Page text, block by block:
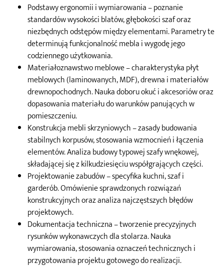
Podstawy ergonomii i wymiarowania – poznanie
standardów wysokości blatów, głębokości szaf oraz
niezbędnych odstępów między elementami. Parametry te
determinują funkcjonalność mebla i wygodę jego
codziennego użytkowania.
Materiałoznawstwo meblowe – charakterystyka płyt
meblowych (laminowanych, MDF), drewna i materiałów
drewnopochodnych. Nauka doboru okuć i akcesoriów oraz
dopasowania materiału do warunków panujących w
pomieszczeniu.
Konstrukcja mebli skrzyniowych – zasady budowania
stabilnych korpusów, stosowania wzmocnień i łączenia
elementów. Analiza budowy typowej szafy wnękowej,
składającej się z kilkudziesięciu współgrających części.
Projektowanie zabudów – specyfika kuchni, szaf i
garderób. Omówienie sprawdzonych rozwiązań
konstrukcyjnych oraz analiza najczęstszych błędów
projektowych.
Dokumentacja techniczna – tworzenie precyzyjnych
rysunków wykonawczych dla stolarza. Nauka
wymiarowania, stosowania oznaczeń technicznych i
przygotowania projektu gotowego do realizacji.